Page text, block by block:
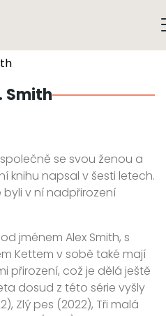
Smith
společně se svou ženou a
knihu napsal v šesti letech.
v ní nadpřirození
jménem Alex Smith, s
Kettem v sobě také mají
přirození, což je dělá ještě
dosud z této série vyšly
Zlý pes (2022), Tři malá